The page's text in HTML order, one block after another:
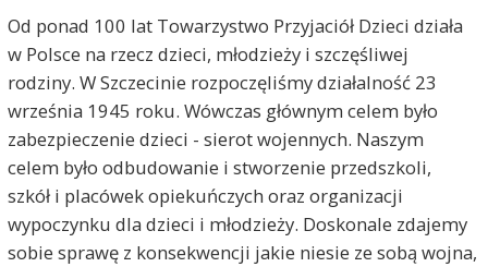
Od ponad 100 lat Towarzystwo Przyjaciół Dzieci działa
w Polsce na rzecz dzieci, młodzieży i szczęśliwej
rodziny. W Szczecinie rozpoczęliśmy działalność 23
września 1945 roku. Wówczas głównym celem było
zabezpieczenie dzieci - sierot wojennych. Naszym
celem było odbudowanie i stworzenie przedszkoli,
szkół i placówek opiekuńczych oraz organizacji
wypoczynku dla dzieci i młodzieży. Doskonale zdajemy
sobie sprawę z konsekwencji jakie niesie ze sobą wojna,